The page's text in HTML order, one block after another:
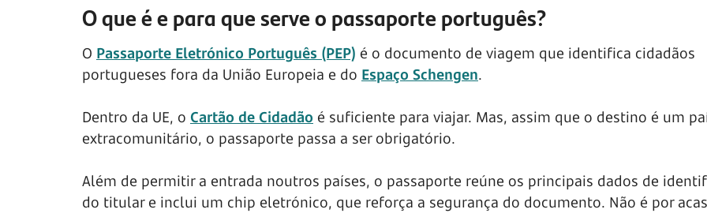
O que é e para que serve o passaporte português?
O Passaporte Eletrónico Português (PEP) é o documento de viagem que identifica cidadãos
portugueses fora da União Europeia e do Espaço Schengen.
Dentro da UE, o Cartão de Cidadão é suficiente para viajar. Mas, assim que o destino é um
extracomunitário, o passaporte passa a ser obrigatório.
Além de permitir a entrada noutros países, o passaporte reúne os principais dados de
do titular e inclui um chip eletrónico, que reforça a segurança do documento. Não é por